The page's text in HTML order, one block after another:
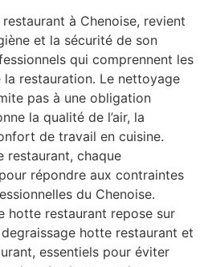
à Chenoise, revient
et la sécurité de son
qui comprennent les
restauration. Le nettoyage
pas à une obligation
la qualité de l’air, la
de travail en cuisine.
restaurant, chaque
répondre aux contraintes
du Chenoise.
hotte restaurant repose sur
hotte restaurant et
essentiels pour éviter